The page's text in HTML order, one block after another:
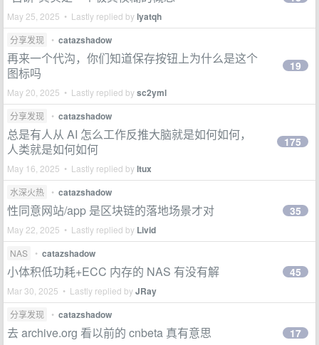
May 25, 2025 • Lastly replied bylyatqh
分享发现 • catazshadow
再来一个代沟，你们知道保存按钮上为什么是这个
图标吗
May 20, 2025 • Lastly replied bysc2yml
19
分享发现 • catazshadow
总是有人从 AI 怎么工作反推大脑就是如何如何，
人类就是如何如何
May 16, 2025 • Lastly replied byltux
175
水深火热 • catazshadow
性同意网站/app 是区块链的落地场景才对
May 22, 2025 • Lastly replied by Livid
35
NAS • catazshadow
小体积低功耗+ECC 内存的 NAS 有没有解
Mar 30, 2025 • Lastly replied byJRay
45
分享发现 • catazshadow
去 archive.org 看以前的 cnbeta 真有意思 17